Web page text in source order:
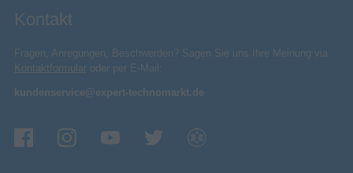
Kontakt
Fragen, Anregungen, Beschwerden? Sagen Sie uns Ihre Meinung via
Kontaktformular oder per E-Mail:
kundenservice@expert-technomarkt.de